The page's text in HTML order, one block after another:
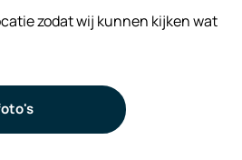
zodat wij kunnen kijken wat